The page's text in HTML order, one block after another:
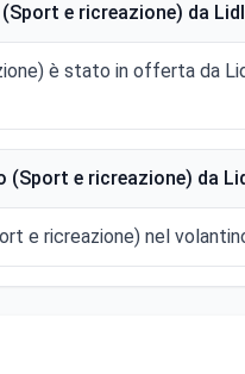
e ricreazione) da
è stato in offerta da
e ricreazione) da
e ricreazione) nel